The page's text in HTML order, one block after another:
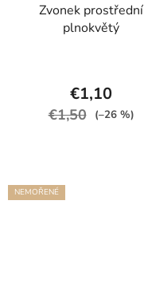
Zvonek prostřední
plnokvětý
€1,10
€1,50 (–26 %)
NEMOŘENÉ